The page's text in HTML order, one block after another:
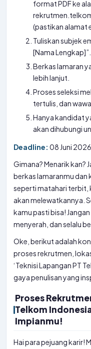
format PDF ke
(pastikan alamat
Tuliskan subjek
[Nama Lengkap]”.
Berkas lamaran
lebih lanjut.
Proses seleksi
tertulis, dan
Hanya kandidat
akan dihubungi
Deadline: 08 Juni 2026
Gimana? Menarik kan?
berkas lamaranmu dan
seperti matahari terbit,
akan melewatkannya.
kamu pasti bisa!
menyerah, dan selalu
Oke, berikut adalah
proses rekrutmen,
‘Teknisi Lapangan PT
gaya penulisan yang
Proses
Telkom
Impianmu!
Hai para pejuang karir!